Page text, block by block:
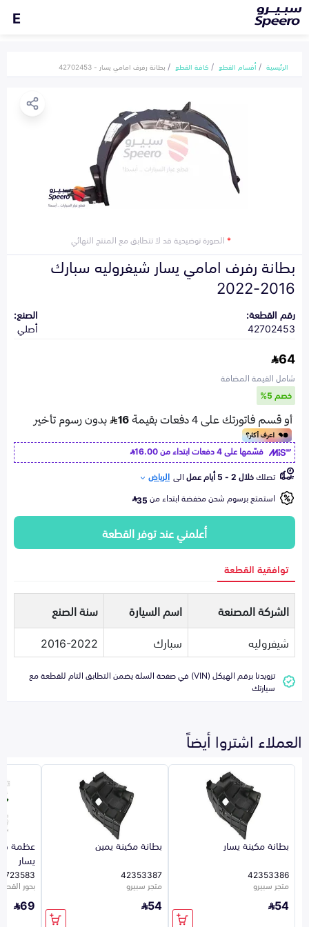
E
الرئيسية أقسام القطع كافة القطع بطانة رفرف امامي يسار - 42702453
*الصورة توضيحية قد لا تتطابق مع المنتج النهائي
بطانة رفرف امامي يسار شيفروليه سبارك
2016-2022
رقم القطعة:
42702453
الصنع:
أصلي
64
شامل القيمة المضافة
خصم 5%
قسّمها على 4 دفعات ابتداء من
16.00
تصلكخلال 2 - 5 أيام عمل الى الرياض
استمتع برسوم شحن مخفضة ابتداء من35
أعلمني عند توفر القطعة
توافقية القطعة
الشركة المصنعة اسم السيارة
سنة الصنع
شيفروليه
سبارك 2016-2022
تزويدنا برقم الهيكل (VIN) في صفحة السلة يضمن التطابق التام للقطعة مع
سيارتك
العملاء اشتروا أيضاً
بطانة مكينة يسار
42353386
متجر سبيرو
54
بطانة مكينة يمين
42353387
متجر سبيرو
54
عظمة
يسار
بحور القطع
69